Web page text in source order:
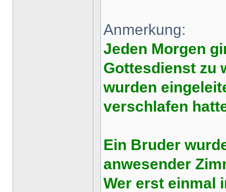
Anmerkung:
Jeden Morgen
Gottesdienst zu
wurden
verschlafen
Ein Bruder
anwesender
Wer erst einmal